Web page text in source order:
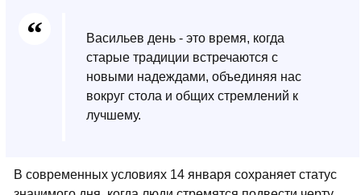
Васильев день - это время, когда
старые традиции встречаются с
новыми надеждами, объединяя нас
вокруг стола и общих стремлений к
лучшему.
В современных условиях 14 января сохраняет статус